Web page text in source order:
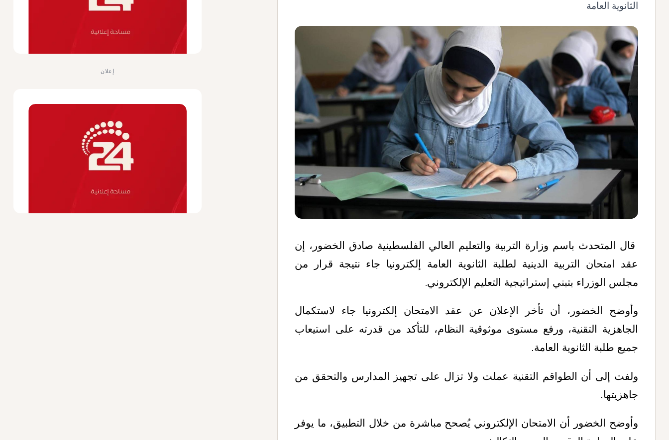
الثانوية العامة
قال المتحدث باسم وزارة التربية والتعليم العالي الفلسطينية صادق الخضور، إن
عقد امتحان التربية الدينية لطلبة الثانوية العامة إلكترونيا جاء نتيجة قرار من
مجلس الوزراء بتبني إستراتيجية التعليم الإلكتروني.
وأوضح الخضور، أن تأخر الإعلان عن عقد الامتحان إلكترونيا جاء لاستكمال
الجاهزية التقنية، ورفع مستوى موثوقية النظام، للتأكد من قدرته على استيعاب
جميع طلبة الثانوية العامة.
ولفت إلى أن الطواقم التقنية عملت ولا تزال على تجهيز المدارس والتحقق من
جاهزيتها.
وأوضح الخضور أن الامتحان الإلكتروني يُصحح مباشرة من خلال التطبيق، ما يوفر
إعلان